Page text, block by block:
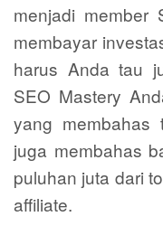
menjadi member
membayar
harus Anda tau
SEO Mastery
yang membahas
juga membahas
puluhan juta dari
affiliate.